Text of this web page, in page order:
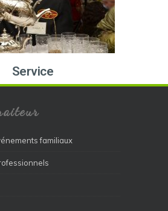
Service
familiaux